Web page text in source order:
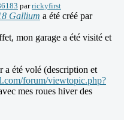
parrickyfirst
Gallium a été créé par
mon garage a été visité et
été volé (description et
forum/viewtopic.php?
mes roues hiver des